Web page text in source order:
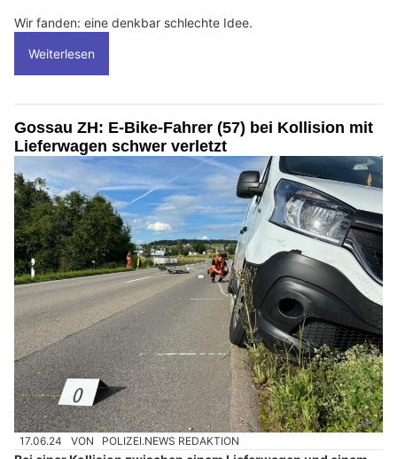
Wir fanden: eine denkbar schlechte Idee.
Weiterlesen
Gossau ZH: E-Bike-Fahrer (57) bei Kollision mit
Lieferwagen schwer verletzt
17.06.24 VON POLIZEI.NEWS REDAKTION